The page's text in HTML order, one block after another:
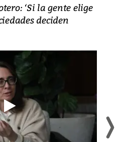
‘Si la gente elige
deciden